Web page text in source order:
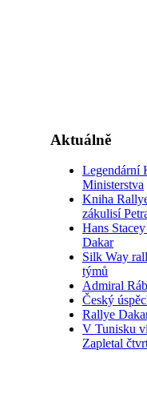
Aktuálně
Legendární
Ministerstva
Kniha
zákulisí
Hans
Dakar
Silk Way
týmů
Admiral
Český
Rallye
V Tunisku
Zapletal